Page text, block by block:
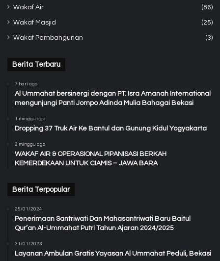
Wakaf Air (86)
Wakaf Masjid (25)
Wakaf Pembangunan (3)
Berita Terbaru
7 hari ago
Al Ummahat bersinergi dengan PT. Isra Amanah International
mengunjungi Panti Jompo Adinda Mulia Bahagai Bekasi
1 minggu ago
Dropping 37 Truk Air Ke Bantul dan Gunung Kidul Yogyakarta
2 minggu ago
WAKAF AIR & OPERASIONAL PIPANISASI BERKAH
KEMERDEKAAN UNTUK CIAMIS – JAWA BARA
Berita Terpopular
25/01/2024
Penerimaan Santriwati Dan Mahasantriwati Baru Baitul
Qur’an Al-Ummahat Putri Tahun Ajaran 2024/2025
31/01/2023
Layanan Ambulan Gratis Yayasan Al Ummahat Peduli, Bekasi